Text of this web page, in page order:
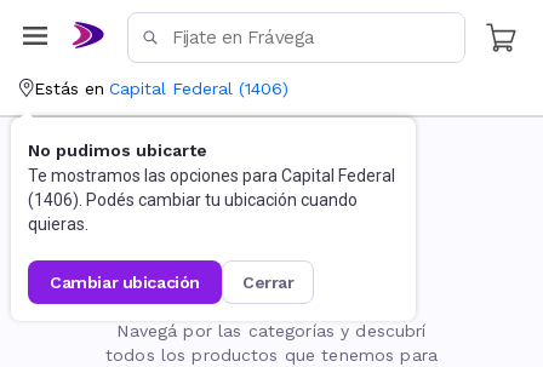
Estás en Capital Federal (1406)
No pudimos ubicarte
Te mostramos las opciones para Capital Federal
(1406). Podés cambiar tu ubicación cuando
quieras.
cambiar ubicación cerrar
La página no existe
Navegá por las categorías y descubrí
todos los productos que tenemos para